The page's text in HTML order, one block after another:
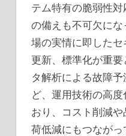
テム特有の脆弱性
の備えも不可欠に
場の実情に即した
更新、標準化が重
タ解析による故障
ど、運用技術の高
おり、コスト削減
荷低減にもつなが